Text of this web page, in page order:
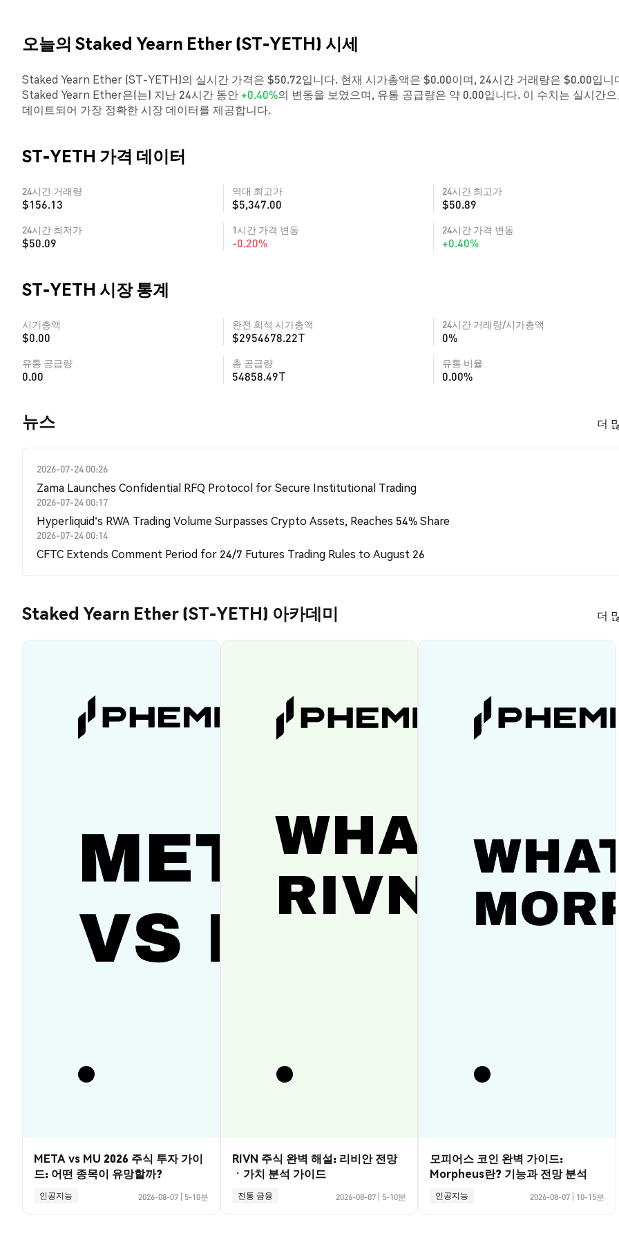
오늘의 Staked Yearn Ether (ST-YETH) 시세
Staked Yearn Ether (ST-YETH)의 실시간 가격은 $50.72입니다. 현재 시가총액은 $0.00이며, 24시간 거래량은 $0.00입니
Staked Yearn Ether은(는) 지난 24시간 동안+0.40%의 변동을 보였으며, 유통 공급량은 약 0.00입니다. 이 수치는 실시간으
데이트되어 가장 정확한 시장 데이터를 제공합니다.
ST-YETH 가격 데이터
24시간 거래량
$156.13
역대 최고가
$5,347.00
24시간 최고가
$50.89
24시간 최저가
$50.09
1시간 가격 변동
-0.20%
24시간 가격 변동
+0.40%
ST-YETH 시장 통계
시가총액
$0.00
완전 희석 시가총액
$2954678.22T
24시간 거래량/시가총액
0%
유통 공급량
0.00
총 공급량
54858.49T
유통 비율
0.00%
뉴스 더
2026-07-24 00:26
Zama Launches Confidential RFQ Protocol for Secure Institutional Trading
2026-07-24 00:17
Hyperliquid's RWA Trading Volume Surpasses Crypto Assets, Reaches 54% Share
2026-07-24 00:14
CFTC Extends Comment Period for 24/7 Futures Trading Rules to August 26
Staked Yearn Ether (ST-YETH) 아카데미 더
META vs MU 2026 주식 투자 가이
드: 어떤 종목이 유망할까?
인공지능 2026-08-07 5-10분
RIVN 주식 완벽 해설: 리비안 전망
ㆍ가치 분석 가이드
전통 금융 2026-08-07 5-10분
모피어스 코인 완벽 가이드:
Morpheus란? 기능과 전망 분석
인공지능 2026-08-07 10-15분